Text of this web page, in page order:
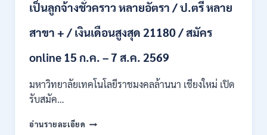
สาขา
/
เงิน
เดือน
/
ต้อง
ก
เป็นลูกจ้างชั่วคราว หลายอัตรา / ป.ตรี หลาย
สาขา + / เงินเดือนสูงสุด 21180 / สมัคร
online 15 ก.ค. – 7 ส.ค. 2569
มหาวิทยาลัยเทคโนโลยีราชมงคลล้านนา เชียงใหม่ เปิด
รับสมัค…
อ่านรายละเอียด มหาวิทยาลัย